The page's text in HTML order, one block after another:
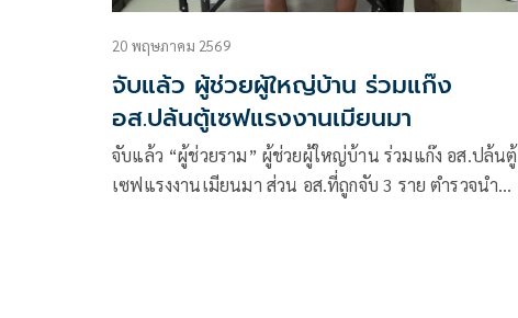
20 พฤษภาคม 2569
จับแล้ว ผู้ช่วยผู้ใหญ่บ้าน ร่วมแก๊ง
อส.ปล้นตู้เซฟแรงงานเมียนมา
จับแล้ว “ผู้ช่วยราม” ผู้ช่วยผู้ใหญ่บ้าน ร่วมแก๊ง อส.ปล้นตู้
เซฟแรงงานเมียนมา ส่วน อส.ที่ถูกจับ 3 ราย ตำรวจนำ